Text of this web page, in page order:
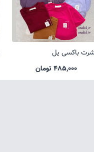
باکسی یل
485,000 تومان